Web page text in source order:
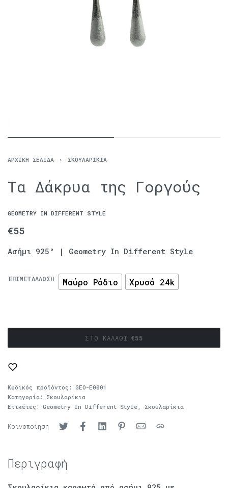
ΑΡΧΙΚΉ ΣΕΛΊΔΑ › ΣΚΟΥΛΑΡΊΚΙΑ
Τα Δάκρυα της Γοργούς
GEOMETRY IN DIFFERENT STYLE
€55
Ασήμι 925° | Geometry In Different Style
ΕΠΙΜΕΤΆΛΛΩΣΗ Μαύρο Ρόδιο Χρυσό 24k
€55
ΣΤΟ ΚΑΛΆΘΙ
Κωδικός προϊόντος: GEO-E0001
Κατηγορία: Σκουλαρίκια
Ετικέτες: Geometry In Different Style, Σκουλαρίκια
Κοινοποίηση
Περιγραφή